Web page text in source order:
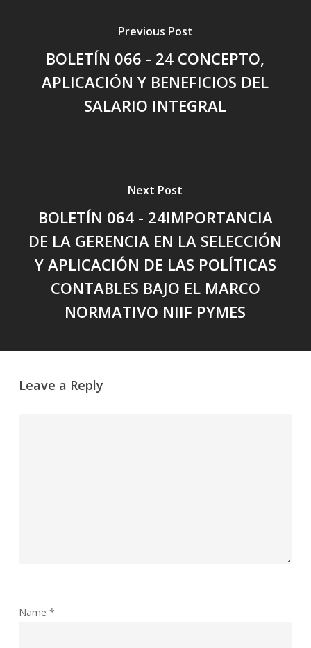
Previous Post
BOLETÍN 066 - 24 CONCEPTO,
APLICACIÓN Y BENEFICIOS DEL
SALARIO INTEGRAL
Next Post
BOLETÍN 064 - 24IMPORTANCIA
DE LA GERENCIA EN LA SELECCIÓN
Y APLICACIÓN DE LAS POLÍTICAS
CONTABLES BAJO EL MARCO
NORMATIVO NIIF PYMES
Leave a Reply
Name *